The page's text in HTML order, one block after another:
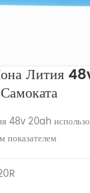
Лития
48v 20ah
показателем